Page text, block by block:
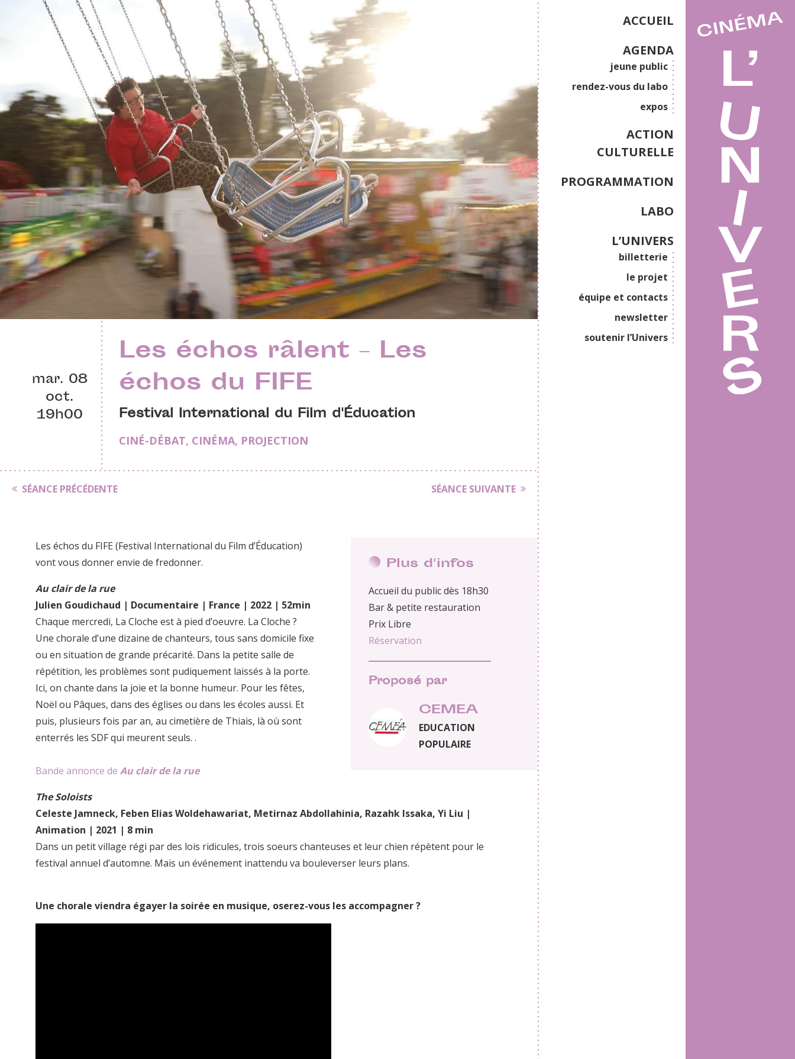
ACCUEIL
AGENDA
jeune public
rendez-vous du labo
expos
ACTION
CULTURELLE
PROGRAMMATION
LABO
L’UNIVERS
billetterie
le projet
équipe et contacts
newsletter
soutenir l’Univers
mar. 08
oct.
19h00
Les échos râlent – Les
échos du FIFE
Festival International du Film d'Éducation
CINÉ-DÉBAT, CINÉMA, PROJECTION
SÉANCE PRÉCÉDENTE SÉANCE SUIVANTE
Plus d'infos
Accueil du public dès 18h30
Bar & petite restauration
Prix Libre
Réservation
Proposé par
CEMEA
EDUCATION
POPULAIRE
Les échos du FIFE (Festival International du Film d’Éducation)
vont vous donner envie de fredonner.
Au clair de la rue
Julien Goudichaud | Documentaire | France | 2022 | 52min
Chaque mercredi, La Cloche est à pied d’oeuvre. La Cloche ?
Une chorale d’une dizaine de chanteurs, tous sans domicile fixe
ou en situation de grande précarité. Dans la petite salle de
répétition, les problèmes sont pudiquement laissés à la porte.
Ici, on chante dans la joie et la bonne humeur. Pour les fêtes,
Noël ou Pâques, dans des églises ou dans les écoles aussi. Et
puis, plusieurs fois par an, au cimetière de Thiais, là où sont
enterrés les SDF qui meurent seuls. .
Bande annonce de Au clair de la rue
The Soloists
Celeste Jamneck, Feben Elias Woldehawariat, Metirnaz Abdollahinia, Razahk Issaka, Yi Liu |
Animation | 2021 | 8 min
Dans un petit village régi par des lois ridicules, trois soeurs chanteuses et leur chien répètent pour le
festival annuel d’automne. Mais un événement inattendu va bouleverser leurs plans.
Une chorale viendra égayer la soirée en musique, oserez-vous les accompagner ?